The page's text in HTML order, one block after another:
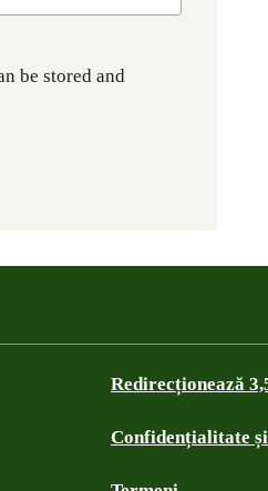
be stored and
Redirecționează
Confidențialitate